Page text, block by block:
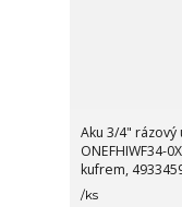
Aku 3/4"
ONEFHIWF34-
kufrem,
/ks